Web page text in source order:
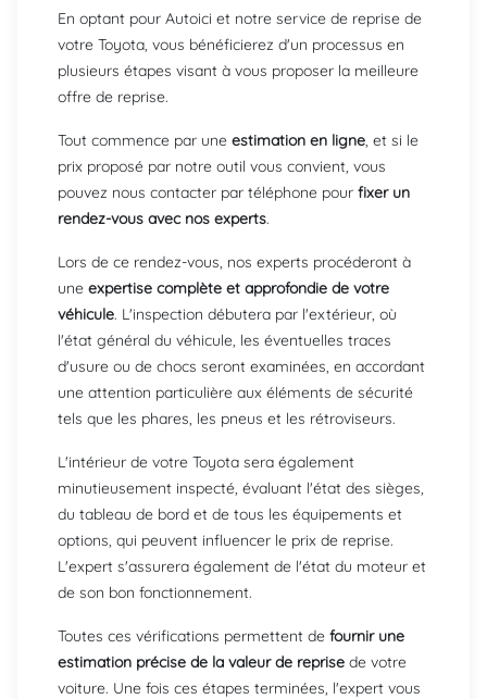
En optant pour Autoici et notre service de reprise de
votre Toyota, vous bénéficierez d'un processus en
plusieurs étapes visant à vous proposer la meilleure
offre de reprise.
Tout commence par une estimation en ligne, et si le
prix proposé par notre outil vous convient, vous
pouvez nous contacter par téléphone pour fixer un
rendez-vous avec nos experts.
Lors de ce rendez-vous, nos experts procéderont à
une expertise complète et approfondie de votre
véhicule. L'inspection débutera par l'extérieur, où
l'état général du véhicule, les éventuelles traces
d'usure ou de chocs seront examinées, en accordant
une attention particulière aux éléments de sécurité
tels que les phares, les pneus et les rétroviseurs.
L'intérieur de votre Toyota sera également
minutieusement inspecté, évaluant l'état des sièges,
du tableau de bord et de tous les équipements et
options, qui peuvent influencer le prix de reprise.
L'expert s'assurera également de l'état du moteur et
de son bon fonctionnement.
Toutes ces vérifications permettent de fournir une
estimation précise de la valeur de reprise de votre
voiture. Une fois ces étapes terminées, l'expert vous